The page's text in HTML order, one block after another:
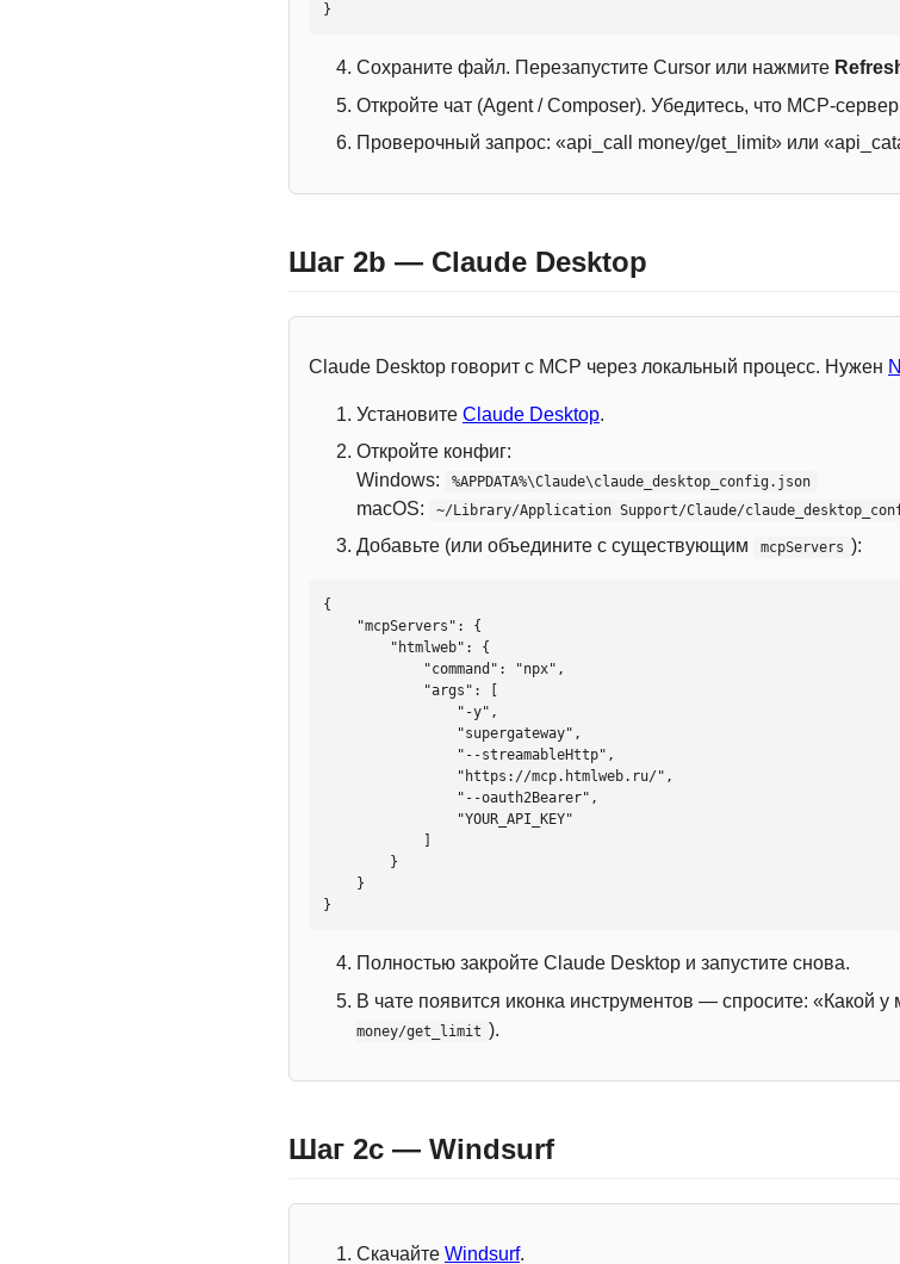
}
Сохраните файл. Перезапустите Cursor или нажмите
Откройте чат (Agent / Composer). Убедитесь, что MCP-сервер
Проверочный запрос: «api_call money/get_limit» или
Шаг 2b — Claude Desktop
Claude Desktop говорит с MCP через локальный процесс. Нужен
Установите Claude Desktop.
Откройте конфиг:
Windows:
%APPDATA%\Claude\claude_desktop_config.json
macOS: ~/Library/Application Support/Claude/
Добавьте (или объедините с существующим mcpServers ):
{
}
Полностью закройте Claude Desktop и запустите снова.
В чате появится иконка инструментов — спросите: «Какой
money/get_limit ).
Шаг 2c — Windsurf
Скачайте Windsurf.